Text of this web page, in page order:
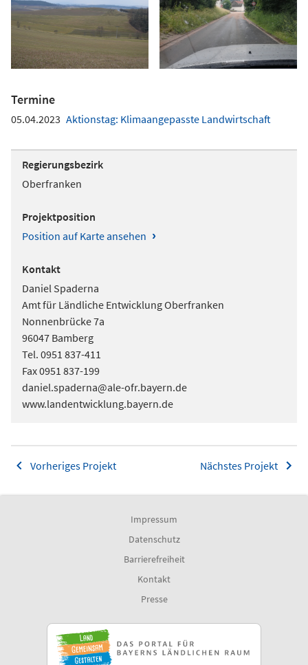
Termine
05.04.2023 Aktionstag: Klimaangepasste Landwirtschaft
Regierungsbezirk
Oberfranken
Projektposition
Position auf Karte ansehen ›
Kontakt
Daniel Spaderna
Amt für Ländliche Entwicklung Oberfranken
Nonnenbrücke 7a
96047 Bamberg
Tel. 0951 837-411
Fax 0951 837-199
daniel.spaderna@ale-ofr.bayern.de
www.landentwicklung.bayern.de
Vorheriges Projekt Nächstes Projekt
Impressum
Datenschutz
Barrierefreiheit
Kontakt
Presse